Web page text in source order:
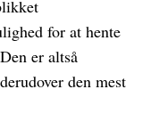
for at hente
er altså
den mest